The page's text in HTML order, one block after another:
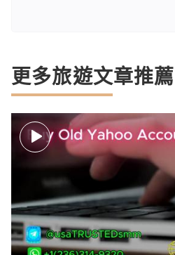
更多旅遊文章推薦